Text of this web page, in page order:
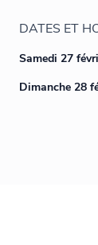
DATES ET
Samedi 27
Dimanche 28